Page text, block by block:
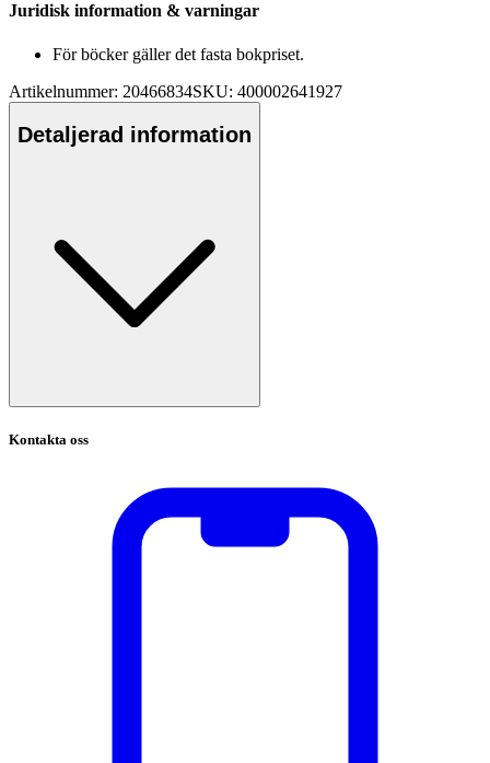
Juridisk information & varningar
För böcker gäller det fasta bokpriset.
Artikelnummer: 20466834SKU: 400002641927
Detaljerad information
Kontakta oss